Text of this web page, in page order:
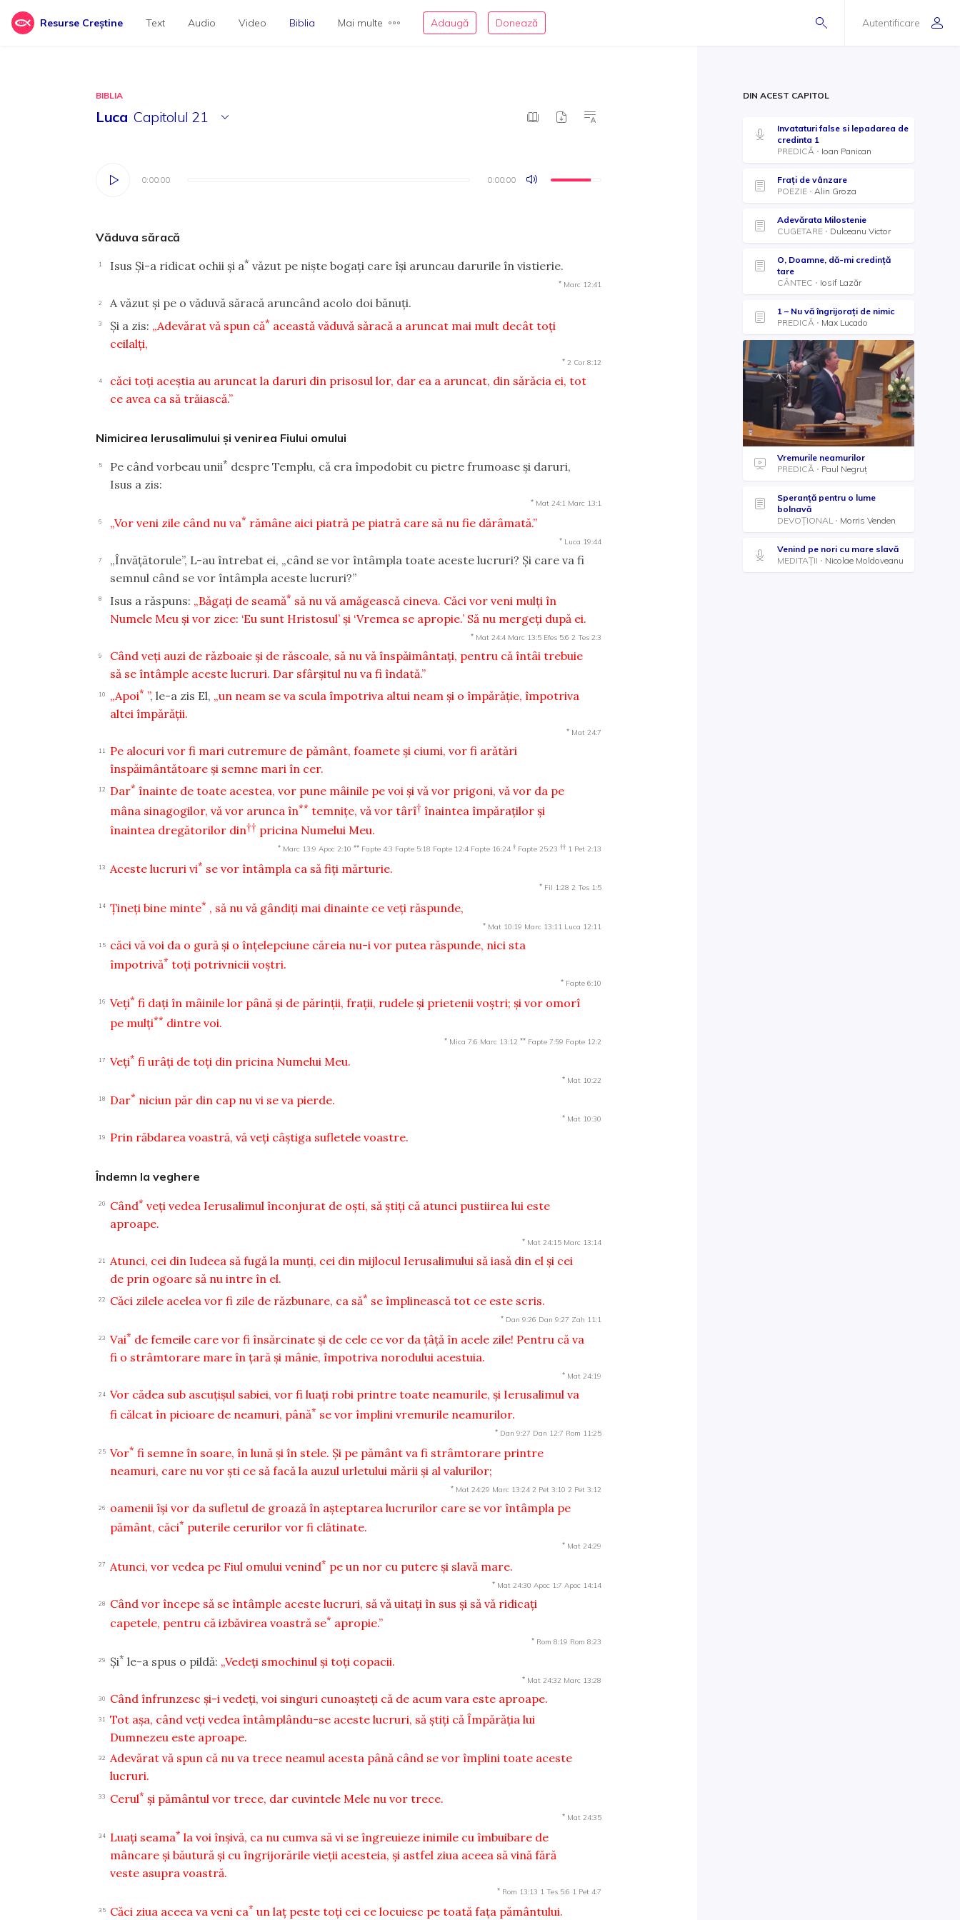
Resurse Creștine Autentificare
Text Audio Video Biblia Mai multe Adaugă Donează
BIBLIA
Luca Capitolul 21
0:00:00 0:00:00
0:00:00 0:00:00
Văduva săracă
1 Isus Şi-a ridicat ochii şi a* văzut pe nişte bogaţi care îşi aruncau darurile în vistierie.
* Marc 12:41
2 A văzut şi pe o văduvă săracă aruncând acolo doi bănuţi.
3 Şi a zis: „Adevărat vă spun că* această văduvă săracă a aruncat mai mult decât toţi
ceilalţi,
* 2 Cor 8:12
4
căci toţi aceştia au aruncat la daruri din prisosul lor, dar ea a aruncat, din sărăcia ei, tot
ce avea ca să trăiască.”
Nimicirea Ierusalimului şi venirea Fiului omului
5 Pe când vorbeau unii* despre Templu, că era împodobit cu pietre frumoase şi daruri,
Isus a zis:
* Mat 24:1 Marc 13:1
6 „Vor veni zile când nu va* rămâne aici piatră pe piatră care să nu fie dărâmată.”
* Luca 19:44
7
„Învăţătorule”, L-au întrebat ei, „când se vor întâmpla toate aceste lucruri? Şi care va fi
semnul când se vor întâmpla aceste lucruri?”
8 Isus a răspuns: „Băgaţi de seamă* să nu vă amăgească cineva. Căci vor veni mulţi în
Numele Meu şi vor zice: ‘Eu sunt Hristosul’ şi ‘Vremea se apropie.’ Să nu mergeţi după ei.
* Mat 24:4 Marc 13:5 Efes 5:6 2 Tes 2:3
9
Când veţi auzi de războaie şi de răscoale, să nu vă înspăimântaţi, pentru că întâi trebuie
să se întâmple aceste lucruri. Dar sfârşitul nu va fi îndată.”
10 „Apoi* ”, le-a zis El, „un neam se va scula împotriva altui neam şi o împărăţie, împotriva
altei împărăţii.
* Mat 24:7
11
Pe alocuri vor fi mari cutremure de pământ, foamete şi ciumi, vor fi arătări
înspăimântătoare şi semne mari în cer.
12 Dar* înainte de toate acestea, vor pune mâinile pe voi şi vă vor prigoni, vă vor da pe
mâna sinagogilor, vă vor arunca în** temniţe, vă vor târî† înaintea împăraţilor şi
înaintea dregătorilor din†† pricina Numelui Meu.
* Marc 13:9 Apoc 2:10 ** Fapte 4:3 Fapte 5:18 Fapte 12:4 Fapte 16:24 † Fapte 25:23 †† 1 Pet 2:13
13 Aceste lucruri vi* se vor întâmpla ca să fiţi mărturie.
* Fil 1:28 2 Tes 1:5
14 Ţineţi bine minte* , să nu vă gândiţi mai dinainte ce veţi răspunde,
* Mat 10:19 Marc 13:11 Luca 12:11
15
căci vă voi da o gură şi o înţelepciune căreia nu-i vor putea răspunde, nici sta
împotrivă* toţi potrivnicii voştri.
* Fapte 6:10
16 Veţi* fi daţi în mâinile lor până şi de părinţii, fraţii, rudele şi prietenii voştri; şi vor omorî
pe mulţi** dintre voi.
* Mica 7:6 Marc 13:12 ** Fapte 7:59 Fapte 12:2
17 Veţi* fi urâţi de toţi din pricina Numelui Meu.
* Mat 10:22
18 Dar* niciun păr din cap nu vi se va pierde.
* Mat 10:30
19 Prin răbdarea voastră, vă veţi câştiga sufletele voastre.
Îndemn la veghere
20 Când* veţi vedea Ierusalimul înconjurat de oşti, să ştiţi că atunci pustiirea lui este
aproape.
* Mat 24:15 Marc 13:14
21
Atunci, cei din Iudeea să fugă la munţi, cei din mijlocul Ierusalimului să iasă din el şi cei
de prin ogoare să nu intre în el.
22 Căci zilele acelea vor fi zile de răzbunare, ca să* se împlinească tot ce este scris.
* Dan 9:26 Dan 9:27 Zah 11:1
23 Vai* de femeile care vor fi însărcinate şi de cele ce vor da ţâţă în acele zile! Pentru că va
fi o strâmtorare mare în ţară şi mânie, împotriva norodului acestuia.
* Mat 24:19
24
Vor cădea sub ascuţişul sabiei, vor fi luaţi robi printre toate neamurile, şi Ierusalimul va
fi călcat în picioare de neamuri, până* se vor împlini vremurile neamurilor.
* Dan 9:27 Dan 12:7 Rom 11:25
25 Vor* fi semne în soare, în lună şi în stele. Şi pe pământ va fi strâmtorare printre
neamuri, care nu vor şti ce să facă la auzul urletului mării şi al valurilor;
* Mat 24:29 Marc 13:24 2 Pet 3:10 2 Pet 3:12
26
oamenii îşi vor da sufletul de groază în aşteptarea lucrurilor care se vor întâmpla pe
pământ, căci* puterile cerurilor vor fi clătinate.
* Mat 24:29
27 Atunci, vor vedea pe Fiul omului venind* pe un nor cu putere şi slavă mare.
* Mat 24:30 Apoc 1:7 Apoc 14:14
28
Când vor începe să se întâmple aceste lucruri, să vă uitaţi în sus şi să vă ridicaţi
capetele, pentru că izbăvirea voastră se* apropie.”
* Rom 8:19 Rom 8:23
29 Şi* le-a spus o pildă: „Vedeţi smochinul şi toţi copacii.
* Mat 24:32 Marc 13:28
30 Când înfrunzesc şi-i vedeţi, voi singuri cunoaşteţi că de acum vara este aproape.
31
Tot aşa, când veţi vedea întâmplându-se aceste lucruri, să ştiţi că Împărăţia lui
Dumnezeu este aproape.
32
Adevărat vă spun că nu va trece neamul acesta până când se vor împlini toate aceste
lucruri.
33 Cerul* şi pământul vor trece, dar cuvintele Mele nu vor trece.
* Mat 24:35
34 Luaţi seama* la voi înşivă, ca nu cumva să vi se îngreuieze inimile cu îmbuibare de
mâncare şi băutură şi cu îngrijorările vieţii acesteia, şi astfel ziua aceea să vină fără
veste asupra voastră.
* Rom 13:13 1 Tes 5:6 1 Pet 4:7
35 Căci ziua aceea va veni ca* un laţ peste toţi cei ce locuiesc pe toată faţa pământului.
DIN ACEST CAPITOL
Invataturi false si lepadarea de
credinta 1
PREDICĂ
Ioan Panican
Frați de vânzare
POEZIE
Alin Groza
Adevărata Milostenie
CUGETARE
Dulceanu Victor
O, Doamne, dă-mi credință
tare
CÂNTEC
Iosif Lazăr
1 – Nu vă îngrijorați de nimic
PREDICĂ
Max Lucado
Vremurile neamurilor
PREDICĂ
Paul Negruț
Speranță pentru o lume
bolnavă
DEVOȚIONAL
Morris Venden
Venind pe nori cu mare slavă
MEDITAȚII
Nicolae Moldoveanu